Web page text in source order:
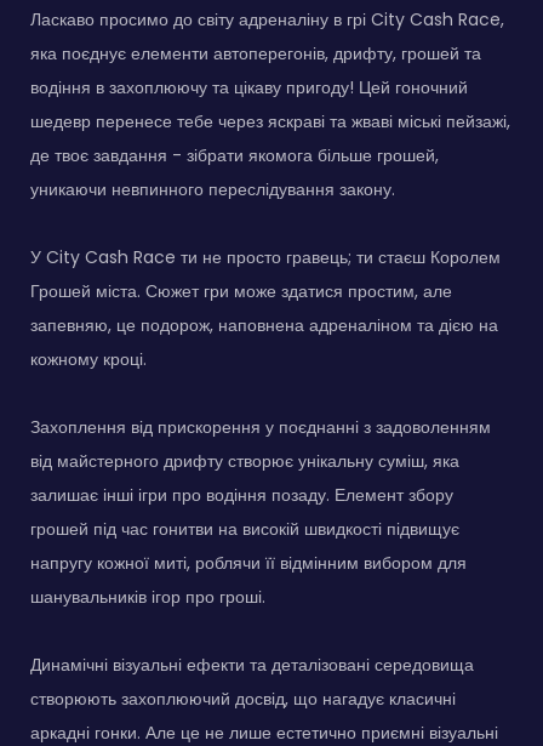
Ласкаво просимо до світу адреналіну в грі City Cash Race,
яка поєднує елементи автоперегонів, дрифту, грошей та
водіння в захоплюючу та цікаву пригоду! Цей гоночний
шедевр перенесе тебе через яскраві та жваві міські пейзажі,
де твоє завдання - зібрати якомога більше грошей,
уникаючи невпинного переслідування закону.
У City Cash Race ти не просто гравець; ти стаєш Королем
Грошей міста. Сюжет гри може здатися простим, але
запевняю, це подорож, наповнена адреналіном та дією на
кожному кроці.
Захоплення від прискорення у поєднанні з задоволенням
від майстерного дрифту створює унікальну суміш, яка
залишає інші ігри про водіння позаду. Елемент збору
грошей під час гонитви на високій швидкості підвищує
напругу кожної миті, роблячи її відмінним вибором для
шанувальників ігор про гроші.
Динамічні візуальні ефекти та деталізовані середовища
створюють захоплюючий досвід, що нагадує класичні
аркадні гонки. Але це не лише естетично приємні візуальні